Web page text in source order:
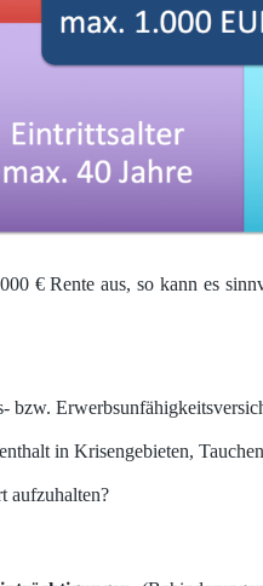
€ Rente aus, so kann es
bzw.
in Krisengebieten,
aufzuhalten?